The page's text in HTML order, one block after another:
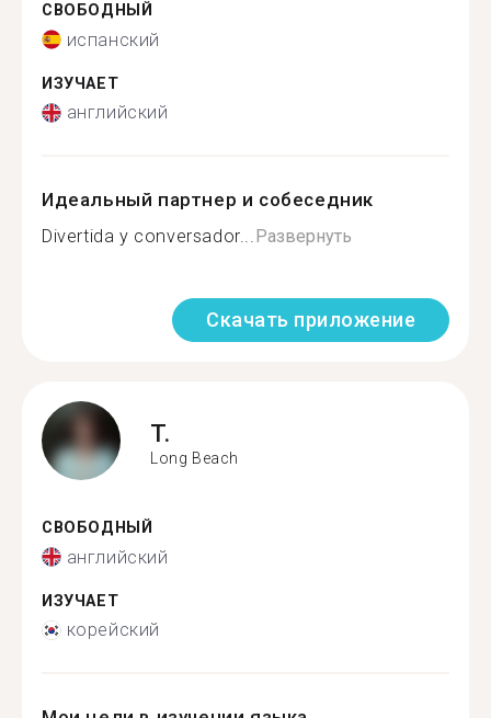
СВОБОДНЫЙ
испанский
ИЗУЧАЕТ
английский
Идеальный партнер и собеседник
Divertida y conversador...Развернуть
Скачать приложение
T.
Long Beach
СВОБОДНЫЙ
английский
ИЗУЧАЕТ
корейский